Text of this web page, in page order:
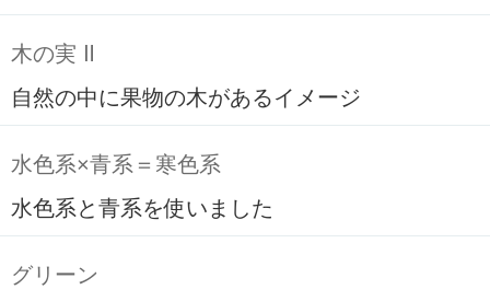
木の実 Ⅱ
自然の中に果物の木があるイメージ
水色系×青系＝寒色系
水色系と青系を使いました
グリーン